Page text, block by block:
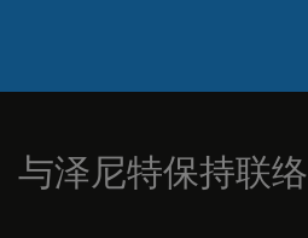
与泽尼特保持联络